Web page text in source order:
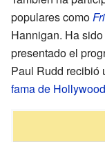
populares como
Hannigan. Ha
presentado el
Paul Rudd recibió
fama de Hollywood